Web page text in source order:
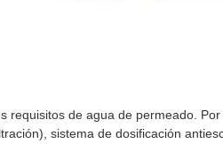
requisitos de agua de permeado.
sistema de dosificación